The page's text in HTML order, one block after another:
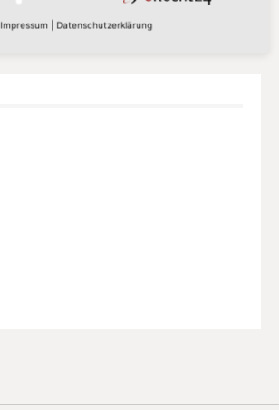
Impressum Datenschutzerklärung